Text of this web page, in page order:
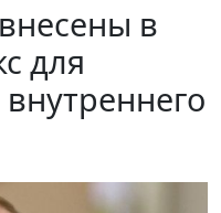
в
для